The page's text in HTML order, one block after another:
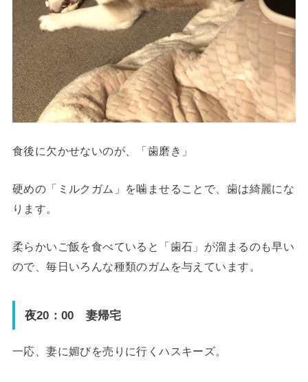
食後に欠かせないのが、「歯磨き」
硬めの「ミルクガム」を噛ませることで、歯は綺麗にな
ります。
柔らかいご飯を食べていると「歯石」が溜まるのも早い
ので、毎日いろんな種類のガムを与えています。
夜20：00 妻帰宅
一応、妻に媚びを売りに行くハスキーズ。